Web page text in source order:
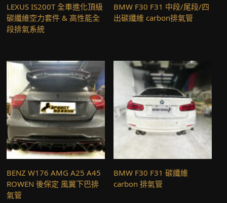
LEXUS IS200T 全車進化頂級
碳纖維空力套件 & 高性能全
段排氣系統
BMW F30 F31 中段/尾段/四
出碳纖維 carbon排氣管
BENZ W176 AMG A25 A45
ROWEN 後保定 風翼下巴排
氣管
BMW F30 F31 碳纖維
carbon 排氣管